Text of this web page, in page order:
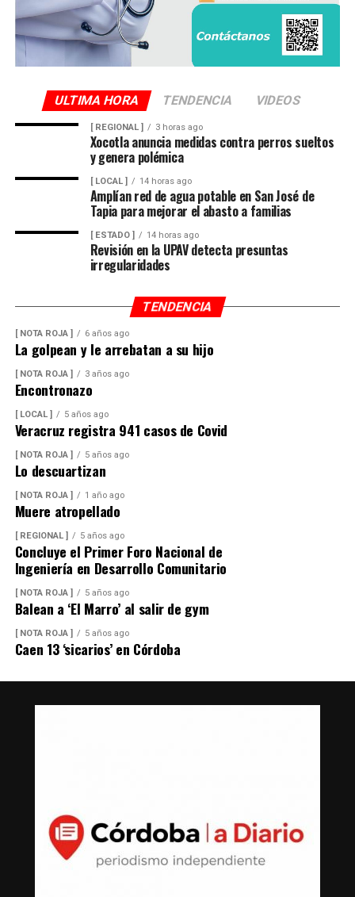
ULTIMA HORA TENDENCIA VIDEOS
[ REGIONAL ] 3 horas ago
Xocotla anuncia medidas contra perros sueltos
y genera polémica
[ LOCAL ] 14 horas ago
Amplían red de agua potable en San José de
Tapia para mejorar el abasto a familias
[ ESTADO ] 14 horas ago
Revisión en la UPAV detecta presuntas
irregularidades
TENDENCIA
[ NOTA ROJA ] 6 años ago
La golpean y le arrebatan a su hijo
[ NOTA ROJA ] 3 años ago
Encontronazo
[ LOCAL ] 5 años ago
Veracruz registra 941 casos de Covid
[ NOTA ROJA ] 5 años ago
Lo descuartizan
[ NOTA ROJA ] 1 año ago
Muere atropellado
[ REGIONAL ] 5 años ago
Concluye el Primer Foro Nacional de
Ingeniería en Desarrollo Comunitario
[ NOTA ROJA ] 5 años ago
Balean a ‘El Marro’ al salir de gym
[ NOTA ROJA ] 5 años ago
Caen 13 ‘sicarios’ en Córdoba